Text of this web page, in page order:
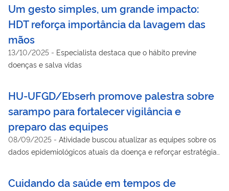
Um gesto simples, um grande impacto:
HDT reforça importância da lavagem das
mãos
13/10/2025 - Especialista destaca que o hábito previne
doenças e salva vidas
HU-UFGD/Ebserh promove palestra sobre
sarampo para fortalecer vigilância e
preparo das equipes
08/09/2025 - Atividade buscou atualizar as equipes sobre os
dados epidemiológicos atuais da doença e reforçar estratégias
Cuidando da saúde em tempos de